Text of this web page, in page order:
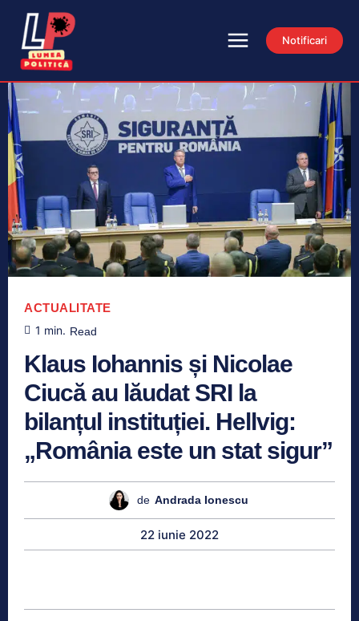
Notificari
ACTUALITATE
1 min. Read
Klaus Iohannis și Nicolae
Ciucă au lăudat SRI la
bilanțul instituției. Hellvig:
„România este un stat sigur”
de Andrada Ionescu
22 iunie 2022